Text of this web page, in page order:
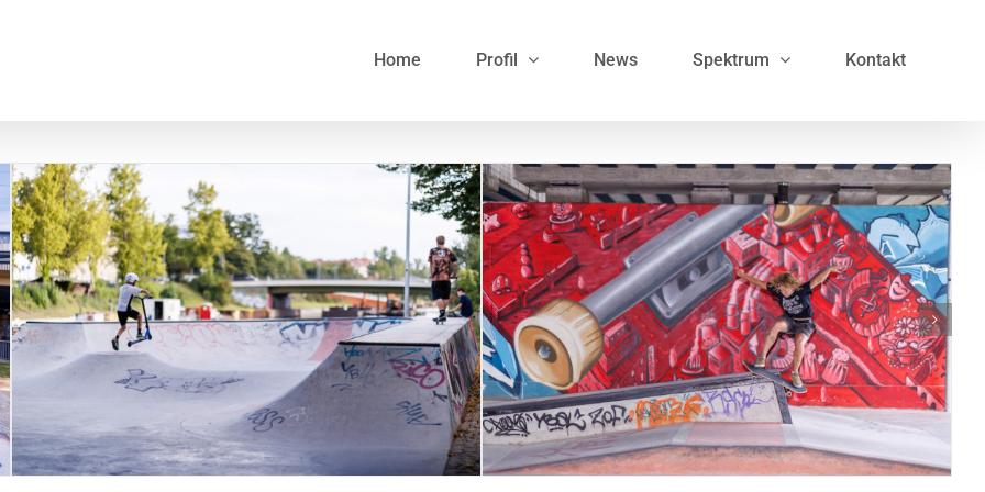
Home Profil News Spektrum Kontakt